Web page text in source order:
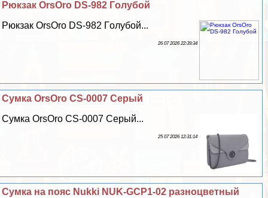
Рюкзак OrsOro DS-982 Гoлyбой
Рюкзак OrsOro DS-982 Гoлyбой...
26 07 2026 22:39:34
Сумка OrsOro CS-0007 Серый
Сумка OrsOro CS-0007 Серый...
25 07 2026 12:31:14
Сумка на пояс Nukki NUK-GCP1-02 разноцветный